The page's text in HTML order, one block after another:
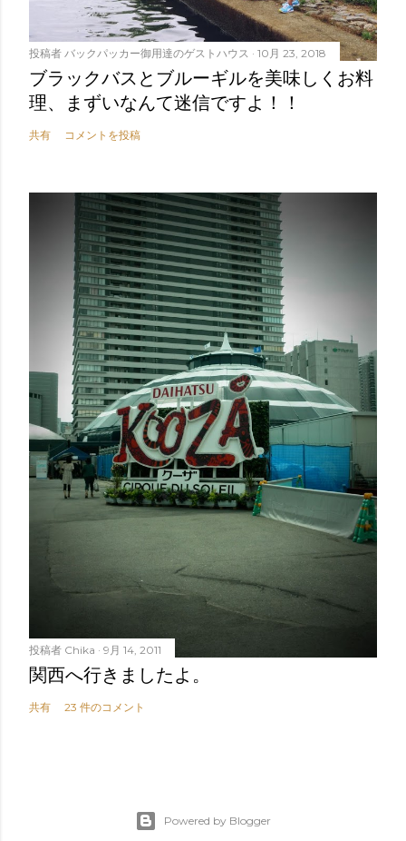
投稿者 バックパッカー御用達のゲストハウス 10月 23, 2018
ブラックバスとブルーギルを美味しくお料
理、まずいなんて迷信ですよ！！
共有 コメントを投稿
投稿者 Chika 9月 14, 2011
関西へ行きましたよ。
共有 23 件のコメント
Powered by Blogger